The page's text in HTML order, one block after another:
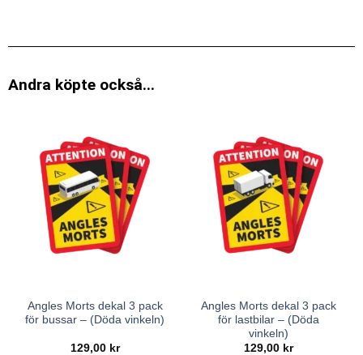
Andra köpte också...
Angles Morts dekal 3 pack
för bussar – (Döda vinkeln)
129,00 kr
Angles Morts dekal 3 pack
för lastbilar – (Döda
vinkeln)
129,00 kr